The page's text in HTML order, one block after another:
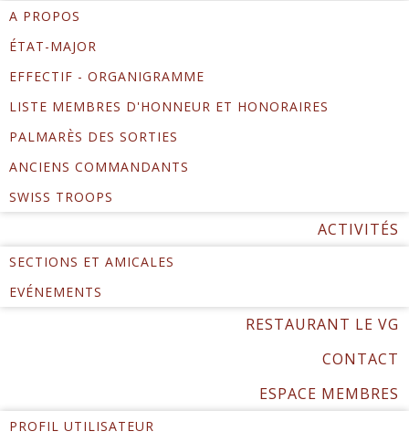
A PROPOS
ÉTAT-MAJOR
EFFECTIF - ORGANIGRAMME
LISTE MEMBRES D'HONNEUR ET HONORAIRES
PALMARÈS DES SORTIES
ANCIENS COMMANDANTS
SWISS TROOPS
ACTIVITÉS
SECTIONS ET AMICALES
EVÉNEMENTS
RESTAURANT LE VG
CONTACT
ESPACE MEMBRES
PROFIL UTILISATEUR